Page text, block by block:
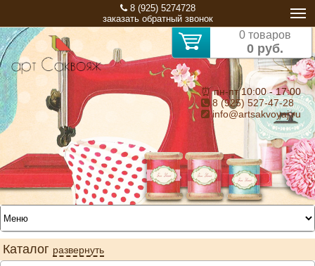
8 (925) 5274728
заказать обратный звонок
0 товаров
0 руб.
⏰ пн-пт 10:00 - 17:00
8 (925) 527-47-28
info@artsakvoyaj.ru
Каталог развернуть